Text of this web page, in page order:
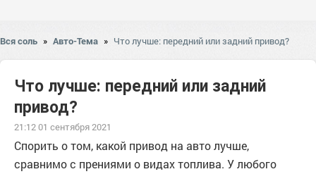
Вся соль » Авто-Тема » Что лучше: передний или задний привод?
Что лучше: передний или задний
привод?
21:12 01 сентября 2021
Спорить о том, какой привод на авто лучше,
сравнимо с прениями о видах топлива. У любого